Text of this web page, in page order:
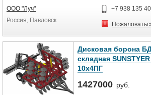
ООО "Луч"
Россия, Павловск
+7 938 135
Дисковая борона
складная
10х4ПГ
1427000 руб.